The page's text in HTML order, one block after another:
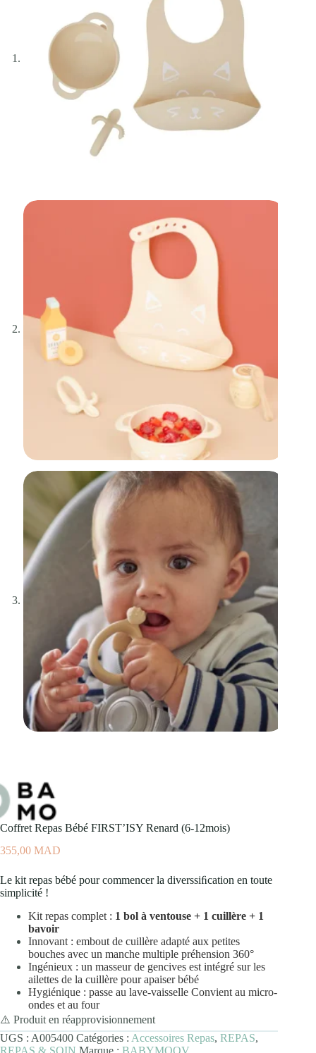
Coffret Repas Bébé FIRST’ISY Renard (6-12mois)
355,00 MAD
Le kit repas bébé pour commencer la diverssiﬁcation en toute
simplicité !
Kit repas complet : 1 bol à ventouse + 1 cuillère + 1
bavoir
Innovant : embout de cuillère adapté aux petites
bouches avec un manche multiple préhension 360°
Ingénieux : un masseur de gencives est intégré sur les
ailettes de la cuillère pour apaiser bébé
Hygiénique : passe au lave-vaisselle Convient au micro-
ondes et au four
⚠️ Produit en réapprovisionnement
UGS : A005400 Catégories : Accessoires Repas, REPAS,